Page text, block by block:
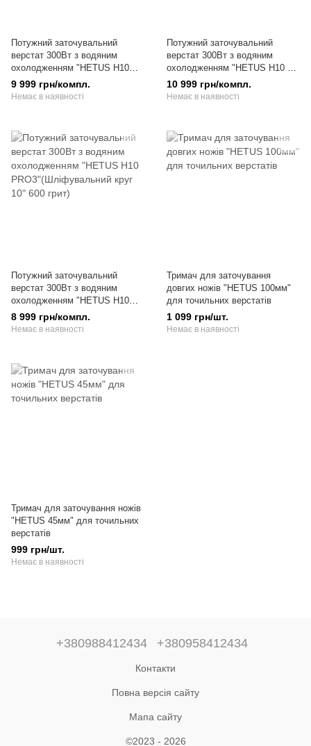
Потужний заточувальний
верстат 300Вт з водяним
охолодженням "HETUS H10
PRO4"(Шліфувальний круг 10"
600 грит)
9 999 грн/компл.
Немає в наявності
Потужний заточувальний
верстат 300Вт з водяним
охолодженням "HETUS H10 X"
(2 шліфувальні круги 10" 220 і
600 грит)
10 999 грн/компл.
Немає в наявності
Потужний заточувальний
верстат 300Вт з водяним
охолодженням "HETUS H10
PRO3"(Шліфувальний круг 10"
600 грит)
8 999 грн/компл.
Немає в наявності
Тримач для заточування
довгих ножів "HETUS 100мм"
для точильних верстатів
1 099 грн/шт.
Немає в наявності
Тримач для заточування ножів
"HETUS 45мм" для точильних
верстатів
999 грн/шт.
Немає в наявності
+380988412434 +380958412434
Контакти
Повна версія сайту
Мапа сайту
©2023 - 2026